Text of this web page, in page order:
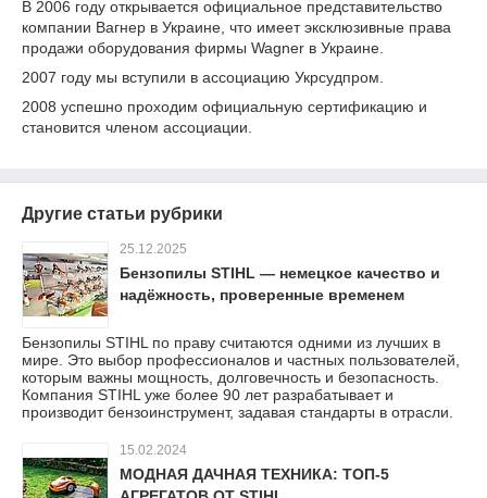
В 2006 году открывается официальное представительство
компании Вагнер в Украине, что имеет эксклюзивные права
продажи оборудования фирмы Wagner в Украине.
2007 году мы вступили в ассоциацию Укрсудпром.
2008 успешно проходим официальную сертификацию и
становится членом ассоциации.
Другие статьи рубрики
25.12.2025
Бензопилы STIHL — немецкое качество и
надёжность, проверенные временем
Бензопилы STIHL по праву считаются одними из лучших в
мире. Это выбор профессионалов и частных пользователей,
которым важны мощность, долговечность и безопасность.
Компания STIHL уже более 90 лет разрабатывает и
производит бензоинструмент, задавая стандарты в отрасли.
15.02.2024
МОДНАЯ ДАЧНАЯ ТЕХНИКА: ТОП-5